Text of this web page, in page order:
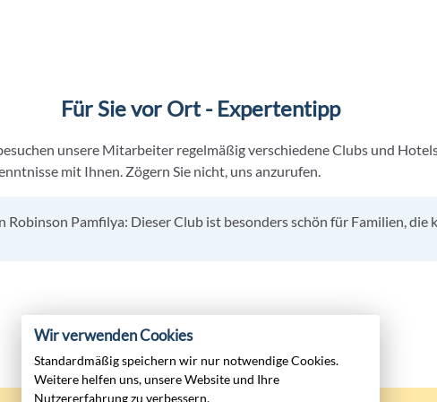
Für Sie vor Ort - Expertentipp
unsere Mitarbeiter regelmäßig verschiedene Clubs und
mit Ihnen. Zögern Sie nicht, uns anzurufen.
Robinson Pamfilya: Dieser Club ist besonders schön für Familien,
Wir verwenden Cookies
Standardmäßig speichern wir nur notwendige Cookies.
Weitere helfen uns, unsere Website und Ihre
Nutzererfahrung zu verbessern.